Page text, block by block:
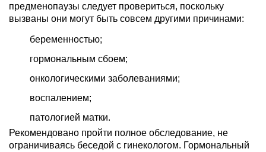
предменопаузы следует провериться, поскольку
вызваны они могут быть совсем другими причинами:
беременностью;
гормональным сбоем;
онкологическими заболеваниями;
воспалением;
патологией матки.
Рекомендовано пройти полное обследование, не
ограничиваясь беседой с гинекологом. Гормональный